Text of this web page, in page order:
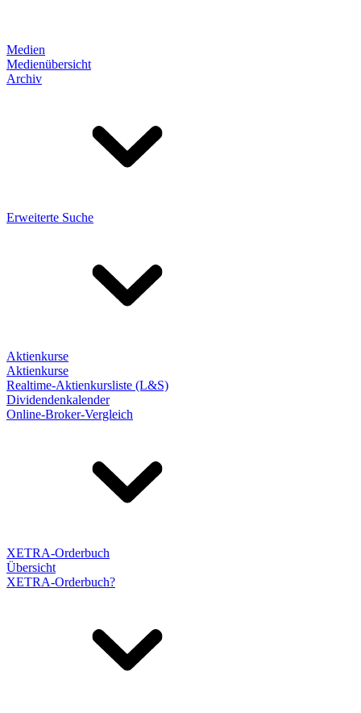
Medien
Medienübersicht
Archiv
Erweiterte Suche
Aktienkurse
Aktienkurse
Realtime-Aktienkursliste (L&S)
Dividendenkalender
Online-Broker-Vergleich
XETRA-Orderbuch
Übersicht
XETRA-Orderbuch?